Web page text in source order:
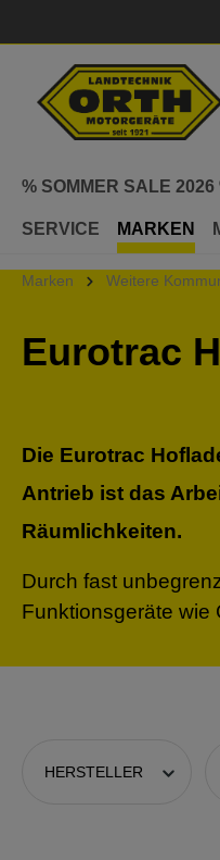
% SOMMER SALE 2026
SERVICE MARKEN
Marken Weitere
Eurotrac
Die Eurotrac
Antrieb ist das
Räumlichkeiten.
Durch fast
Funktionsgeräte wie
HERSTELLER